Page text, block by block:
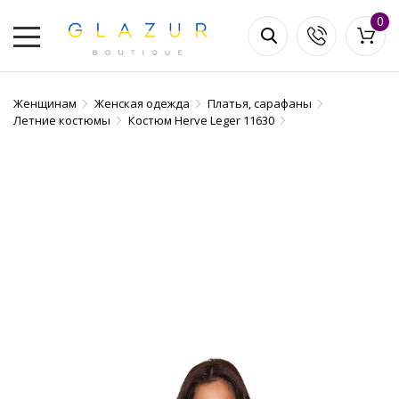
0
Женщинам Женская одежда
Платья, сарафаны
Летние костюмы
Костюм Herve Leger 11630